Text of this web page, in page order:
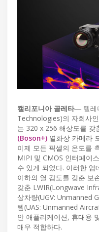
캘리포니아 골레타― 텔레
Technologies)의 자회사
는 320 x 256 해상도를 갖
(Boson+) 열화상 카메라
이제 모든 픽셀의 온도를
MIPI 및 CMOS 인터페이
수 있게 되었다. 이러한
이하의 열 감도를 갖춘 보
갖춘 LWIR(Longwave
상차량(UGV: Unmanned
템(UAS: Unmanned
안 애플리케이션, 휴대용
매우 적합하다.